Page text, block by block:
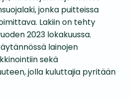
jonka puitteissa
Lakiin on tehty
2023 lokakuussa.
lainojen
sekä
jolla kuluttajia pyritään